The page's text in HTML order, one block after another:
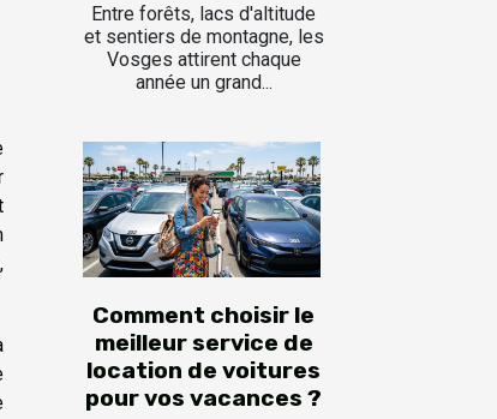
Entre forêts, lacs d'altitude
et sentiers de montagne, les
Vosges attirent chaque
année un grand...
Comment choisir le
meilleur service de
location de voitures
pour vos vacances ?